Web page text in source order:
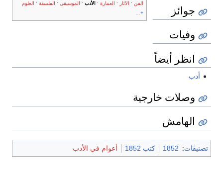
الفن الآثار العمارة الأدب الموسيقى الفلسفة
العلوم
+...
جوائز
وفيات
انظر أيضاً
أدب
وصلات خارجية
الهامش
تصنيفات:
1852 كتب 1852 أعوام في الأدب